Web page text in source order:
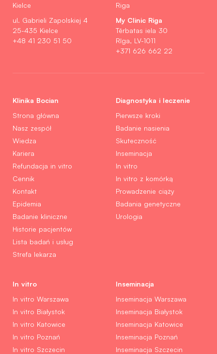
Kielce
ul. Gabrieli Zapolskiej 4
25-435 Kielce
+48 41 230 51 50
Riga
My Clinic Riga
Tērbatas iela 30
Rīga, LV-1011
+371 626 662 22
Klinika Bocian
Strona główna
Nasz zespół
Wiedza
Kariera
Refundacja in vitro
Cennik
Kontakt
Epidemia
Badanie kliniczne
Historie pacjentów
Lista badań i usług
Strefa lekarza
Diagnostyka i leczenie
Pierwsze kroki
Badanie nasienia
Skuteczność
Inseminacja
In vitro
In vitro z komórką
Prowadzenie ciąży
Badania genetyczne
Urologia
In vitro
In vitro Warszawa
In vitro Białystok
In vitro Katowice
In vitro Poznań
In vitro Szczecin
Inseminacja
Inseminacja Warszawa
Inseminacja Białystok
Inseminacja Katowice
Inseminacja Poznań
Inseminacja Szczecin